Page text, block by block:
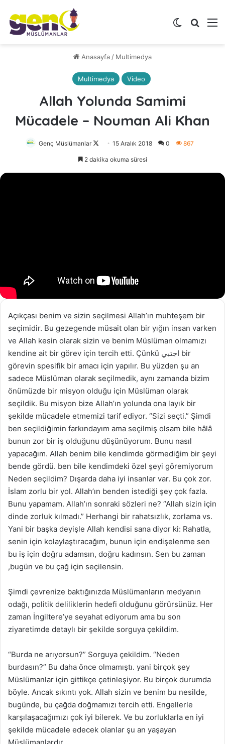
Dış
Anasayfa / Multimedya
Multimedya Video
Allah Yolunda Samimi
Mücadele – Nouman Ali Khan
Genç Müslümanlar
Follow
on
15 Aralık 2018 0 867
2 dakika okuma süresi
Açıkçası benim ve sizin seçilmesi Allah’ın muhteşem bir
seçimidir. Bu gezegende müsait olan bir yığın insan varken
ve Allah kesin olarak sizin ve benim Müslüman olmamızı
kendine ait bir görev için tercih etti. Çünkü اجتبي bir
görevin spesifik bir amacı için yapılır. Bu yüzden şu an
sadece Müslüman olarak seçilmedik, aynı zamanda bizim
önümüzde bir misyon olduğu için Müslüman olarak
seçildik. Bu misyon bize Allah’ın yolunda ona layık bir
şekilde mücadele etmemizi tarif ediyor. “Sizi seçti.” Şimdi
ben seçildiğimin farkındayım ama seçilmiş olsam bile hâlâ
bunun zor bir iş olduğunu düşünüyorum. Bunu nasıl
yapacağım. Allah benim bile kendimde görmediğim bir şeyi
bende gördü. ben bile kendimdeki özel şeyi göremiyorum
Neden seçildim? Dışarda daha iyi insanlar var. Bu çok zor.
İslam zorlu bir yol. Allah’ın benden istediği şey çok fazla.
Bunu yapamam. Allah’ın sonraki sözleri ne? “Allah sizin için
dinde zorluk kılmadı.” Herhangi bir rahatsızlık, zorlama vs.
Yani bir başka deyişle Allah kendisi sana diyor ki: Rahatla,
senin için kolaylaştıracağım, bunun için endişelenme sen
bu iş için doğru adamsın, doğru kadınsın. Sen bu zaman
,bugün ve bu çağ için seçilensin.
Şimdi çevrenize baktığınızda Müslümanların medyanın
odağı, politik deliliklerin hedefi olduğunu görürsünüz. Her
zaman İngiltere’ye seyahat ediyorum ama bu son
ziyaretimde detaylı bir şekilde sorguya çekildim.
“Burda ne arıyorsun?” Sorguya çekildim. “Neden
burdasın?” Bu daha önce olmamıştı. yani birçok şey
Müslümanlar için gittikçe çetinleşiyor. Bu birçok durumda
böyle. Ancak sıkıntı yok. Allah sizin ve benim bu nesilde,
bugünde, bu çağda doğmamızı tercih etti. Engellerle
karşılaşacağımızı çok iyi bilerek. Ve bu zorluklarla en iyi
şekilde mücadele edecek olanlar şu an yaşayan